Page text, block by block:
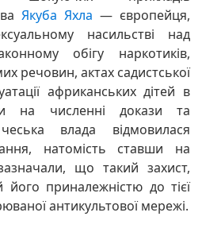
Якуба Яхла — європейця,
насильстві над
обігу наркотиків,
речовин, актах садистської
африканських дітей в
на численні докази та
влада відмовилася
натомість ставши на
що такий захист,
приналежністю до тієї
антикультової мережі.